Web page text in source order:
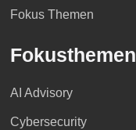
Fokus Themen
Fokusthemen
AI Advisory
Cybersecurity